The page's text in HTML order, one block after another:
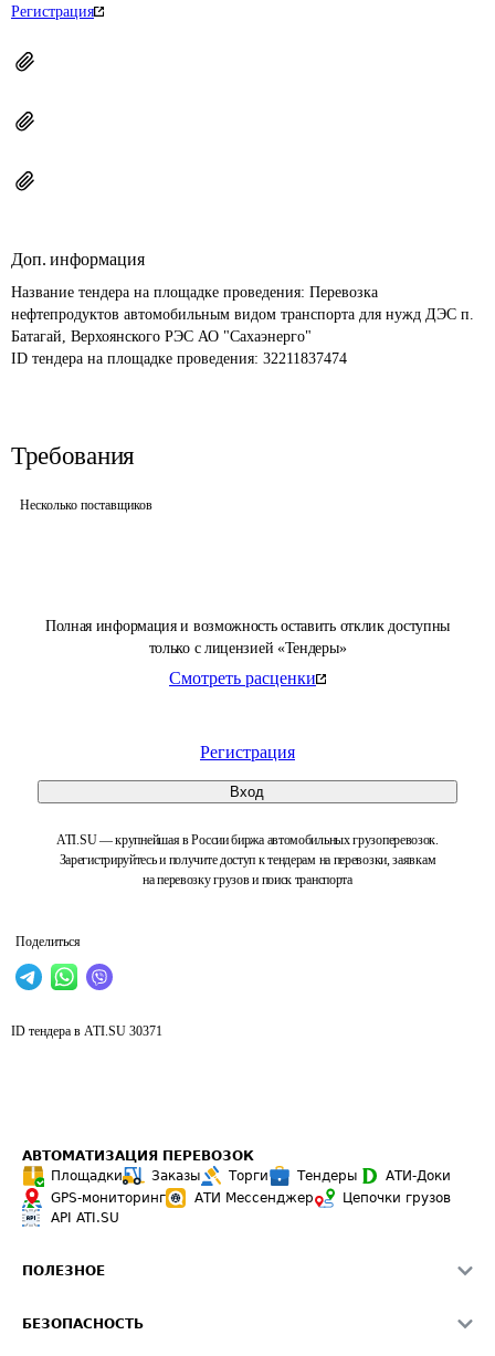
Полная информация и возможность оставить отклик доступны
только с лицензией «Тендеры»
Смотреть расценки
Регистрация
Вход
ATI.SU — крупнейшая в России биржа автомобильных грузоперевозок.
Зарегистрируйтесь и получите доступ к тендерам на перевозки, заявкам
на перевозку грузов и поиск транспорта
Поделиться
Регистрация
Доп. информация
Название тендера на площадке проведения: Перевозка
нефтепродуктов автомобильным видом транспорта для нужд ДЭС п.
Батагай, Верхоянского РЭС АО "Сахаэнерго"
ID тендера на площадке проведения: 32211837474
Требования
Несколько поставщиков
ID тендера в ATI.SU 30371
АВТОМАТИЗАЦИЯ ПЕРЕВОЗОК
Площадки
Заказы Торги Тендеры
АТИ-Доки
GPS-мониторинг
АТИ Мессенджер
Цепочки грузов
API ATI.SU
ПОЛЕЗНОЕ
БЕЗОПАСНОСТЬ